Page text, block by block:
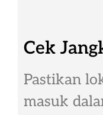
Cek
Pastikan
masuk